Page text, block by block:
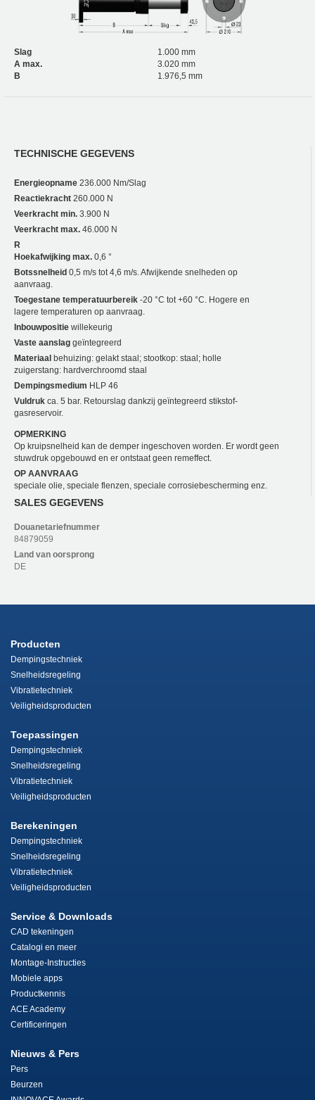
Slag
1.000 mm
A max.
3.020 mm
B
1.976,5 mm
TECHNISCHE GEGEVENS
Energieopname 236.000 Nm/Slag
Reactiekracht 260.000 N
Veerkracht min. 3.900 N
Veerkracht max. 46.000 N
R
Hoekafwijking max. 0,6 °
Botssnelheid 0,5 m/s tot 4,6 m/s. Afwijkende snelheden op
aanvraag.
Toegestane temperatuurbereik -20 °C tot +60 °C. Hogere en
lagere temperaturen op aanvraag.
Inbouwpositie willekeurig
Vaste aanslag geïntegreerd
Materiaal behuizing: gelakt staal; stootkop: staal; holle
zuigerstang: hardverchroomd staal
Dempingsmedium HLP 46
Vuldruk ca. 5 bar. Retourslag dankzij geïntegreerd stikstof-
gasreservoir.
OPMERKING
Op kruipsnelheid kan de demper ingeschoven worden. Er wordt geen
stuwdruk opgebouwd en er ontstaat geen remeffect.
OP AANVRAAG
speciale olie, speciale flenzen, speciale corrosiebescherming enz.
SALES GEGEVENS
Douanetariefnummer
84879059
Land van oorsprong
DE
Producten
Dempingstechniek
Snelheidsregeling
Vibratietechniek
Veiligheidsproducten
Toepassingen
Dempingstechniek
Snelheidsregeling
Vibratietechniek
Veiligheidsproducten
Berekeningen
Dempingstechniek
Snelheidsregeling
Vibratietechniek
Veiligheidsproducten
Service & Downloads
CAD tekeningen
Catalogi en meer
Montage-Instructies
Mobiele apps
Productkennis
ACE Academy
Certificeringen
Nieuws & Pers
Pers
Beurzen